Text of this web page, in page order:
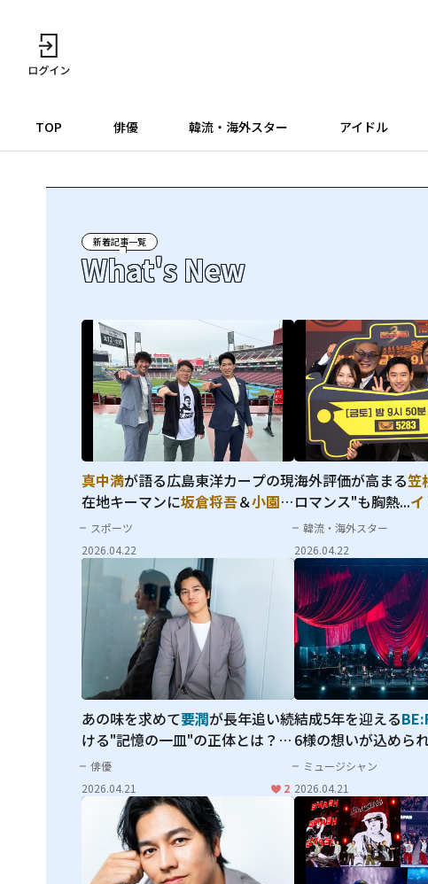
TOP 俳優 韓流・海外スター アイドル
新着記事一覧
What's New
真中満が語る広島東洋カープの現
在地――キーマンに坂倉将吾＆小園海
斗を指名
スポーツ
2026.04.22
イ・ジェフンの最高
「模範タクシー」シ
に支持が集まるワケ"
width="304"
loading="lazy"
海外評価が高まる笠
ロマンス"も胸熱...
の最高のアタリ役！
ー」シリーズ最新作
るワケ
韓流・海外スター
2026.04.22
あの味を求めて――要潤が長年追い続
ける"記憶の一皿"の正体とは？
【#推シゴトーク】
俳優
2026.04.21
2
結成5年を迎える
6様の想いが込めら
他、全18曲のセット
了される伝統の「MTV
Unplugged」
ミュージシャン
2026.04.21